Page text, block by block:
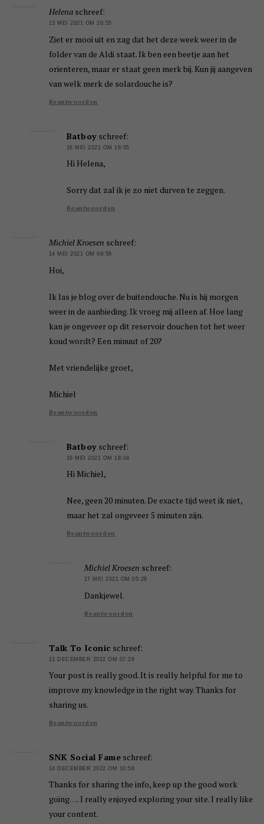
Helena schreef:
13 MEI 2021 OM 20:55
Ziet er mooi uit en zag dat het deze week weer in de
folder van de Aldi staat. Ik ben een beetje aan het
orienteren, maar er staat geen merk bij. Kun jij aangeven
van welk merk de solardouche is?
Beantwoorden
Batboy schreef:
16 MEI 2021 OM 18:05
Hi Helena,
Sorry dat zal ik je zo niet durven te zeggen.
Beantwoorden
Michiel Kroesen schreef:
14 MEI 2021 OM 09:58
Hoi,
Ik las je blog over de buitendouche. Nu is hij morgen
weer in de aanbieding. Ik vroeg mij alleen af. Hoe lang
kan je ongeveer op dit reservoir douchen tot het weer
koud wordt? Een minuut of 20?
Met vriendelijke groet,
Michiel
Beantwoorden
Batboy schreef:
16 MEI 2021 OM 18:04
Hi Michiel,
Nee, geen 20 minuten. De exacte tijd weet ik niet,
maar het zal ongeveer 5 minuten zijn.
Beantwoorden
Michiel Kroesen schreef:
17 MEI 2021 OM 05:28
Dankjewel.
Beantwoorden
Talk To Iconic schreef:
13 DECEMBER 2022 OM 07:26
Your post is really good. It is really helpful for me to
improve my knowledge in the right way. Thanks for
sharing us.
Beantwoorden
SNK Social Fame schreef:
14 DECEMBER 2022 OM 10:56
Thanks for sharing the info, keep up the good work
going…. I really enjoyed exploring your site. I really like
your content.